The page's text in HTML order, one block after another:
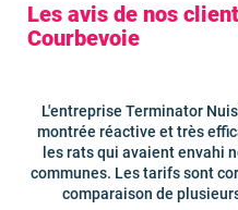
Les avis de nos
Courbevoie
L'entreprise Terminator
montrée réactive et très
les rats qui avaient envahi
communes. Les tarifs sont
comparaison de